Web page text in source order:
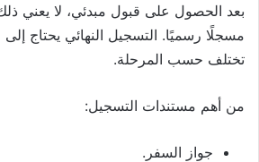
بعد الحصول على قبول مبدئي، لا يعني
مسجلًا رسميًا. التسجيل النهائي يحتاج
تختلف حسب المرحلة.
من أهم مستندات التسجيل:
جواز السفر.